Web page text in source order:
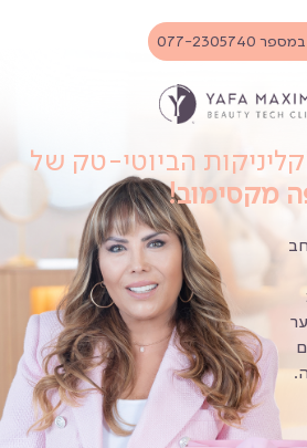
2305740
הביוטי-טק של
מקסימוב!